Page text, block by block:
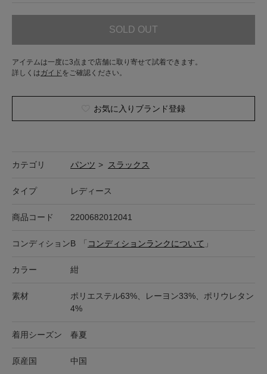
SOLD OUT
アイテムは一度に3点まで店舗に取り寄せて試着できます。
詳しくはガイド をご確認ください。
お気に入りブランド登録
カテゴリ パンツ > スラックス
タイプ レディース
商品コード 2200682012041
コンディションB 「 コンディションランクについて 」
カラー 紺
素材
ポリエステル63%、レーヨン33%、ポリウレタン
4%
着用シーズン 春夏
原産国 中国